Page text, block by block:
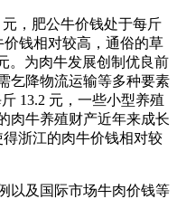
，肥公牛价钱处于每斤
价钱相对较高，通俗的草
。为肉牛发展创制优良前
乞降物流运输等多种要素
13.2 元，一些小型养殖
肉牛养殖财产近年来成长
浙江的肉牛价钱相对较
及国际市场牛肉价钱等